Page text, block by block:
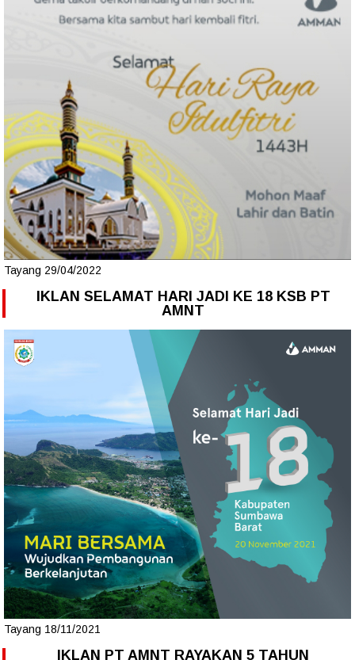
Tayang 29/04/2022
IKLAN SELAMAT HARI JADI KE 18 KSB PT
AMNT
Tayang 18/11/2021
IKLAN PT AMNT RAYAKAN 5 TAHUN